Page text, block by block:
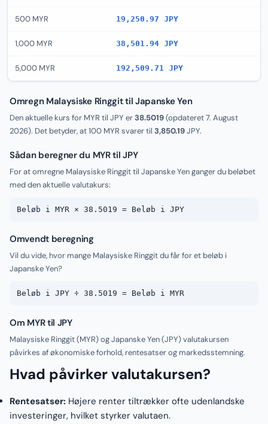
500 MYR 19,250.97 JPY
1,000 MYR 38,501.94 JPY
5,000 MYR 192,509.71 JPY
Omregn Malaysiske Ringgit til Japanske Yen
Den aktuelle kurs for MYR til JPY er38.5019(opdateret7. August
2026). Det betyder, at 100 MYR svarer til 3,850.19JPY.
Sådan beregner du MYR til JPY
For at omregne Malaysiske Ringgit til Japanske Yen ganger du beløbet
med den aktuelle valutakurs:
Beløb i MYR × 38.5019 = Beløb i JPY
Omvendt beregning
Vil du vide, hvor mange Malaysiske Ringgit du får for et beløb i
Japanske Yen?
Beløb i JPY ÷ 38.5019 = Beløb i MYR
Om MYR til JPY
Malaysiske Ringgit (MYR) og Japanske Yen (JPY) valutakursen
påvirkes af økonomiske forhold, rentesatser og markedsstemning.
Hvad påvirker valutakursen?
Rentesatser: Højere renter tiltrækker ofte udenlandske
investeringer, hvilket styrker valutaen.